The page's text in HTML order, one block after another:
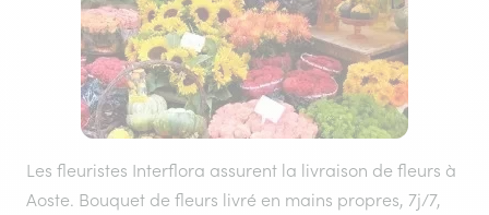
Les fleuristes Interflora assurent la livraison de fleurs à
Aoste. Bouquet de fleurs livré en mains propres, 7j/7,